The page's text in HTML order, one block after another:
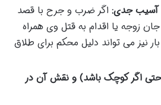
آسیب جدی: اگر ضرب و جرح با قصد
زوجه یا اقدام به قتل وی همراه
نیز می تواند دلیل محکم برای طلاق
اگر کوچک باشد) و نقش آن در